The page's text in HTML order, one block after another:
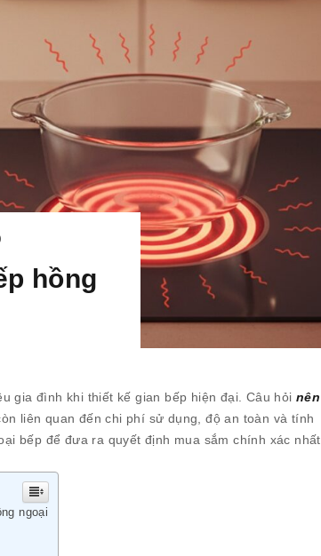
hồng
gia đình khi thiết kế gian bếp hiện đại. Câu hỏinên
liên quan đến chi phí sử dụng, độ an toàn và tính
bếp để đưa ra quyết định mua sắm chính xác nhất
ngoại